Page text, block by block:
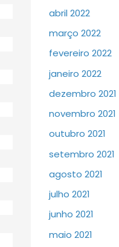
abril 2022
março 2022
fevereiro 2022
janeiro 2022
dezembro 2021
novembro 2021
outubro 2021
setembro 2021
agosto 2021
julho 2021
junho 2021
maio 2021